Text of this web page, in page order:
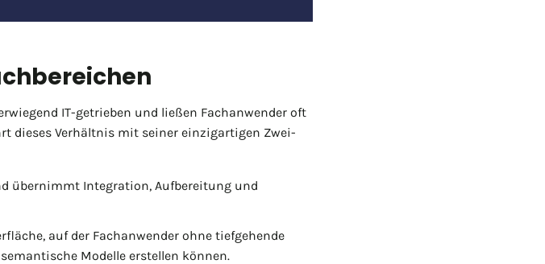
IT-getrieben und ließen Fachanwender oft
dieses Verhältnis mit seiner einzigartigen Zwei-
übernimmt Integration, Aufbereitung und
auf der Fachanwender ohne tiefgehende
Modelle erstellen können.